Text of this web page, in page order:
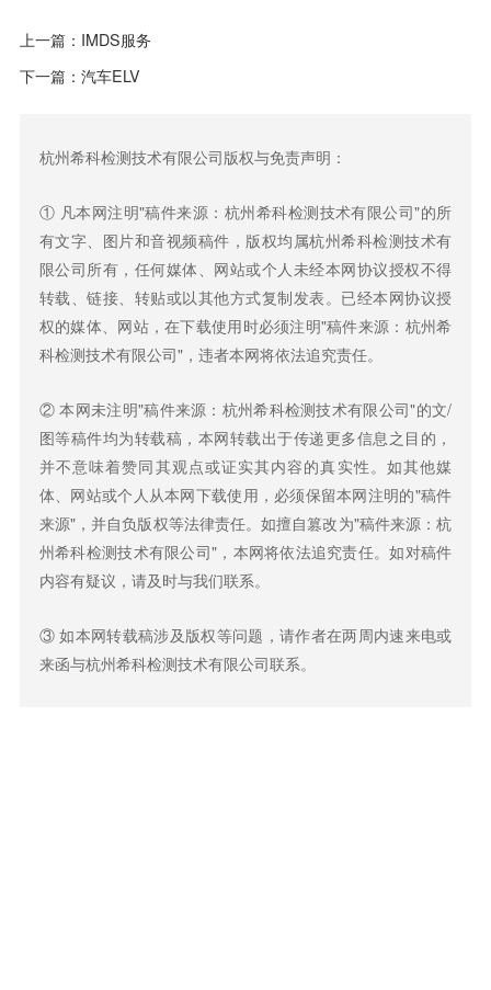
上一篇： IMDS服务
下一篇： 汽车ELV
杭州希科检测技术有限公司版权与免责声明：
① 凡本网注明"稿件来源：杭州希科检测技术有限公司"的所
有文字、图片和音视频稿件，版权均属杭州希科检测技术有
限公司所有，任何媒体、网站或个人未经本网协议授权不得
转载、链接、转贴或以其他方式复制发表。已经本网协议授
权的媒体、网站，在下载使用时必须注明"稿件来源：杭州希
科检测技术有限公司"，违者本网将依法追究责任。
② 本网未注明"稿件来源：杭州希科检测技术有限公司"的文/
图等稿件均为转载稿，本网转载出于传递更多信息之目的，
并不意味着赞同其观点或证实其内容的真实性。如其他媒
体、网站或个人从本网下载使用，必须保留本网注明的"稿件
来源"，并自负版权等法律责任。如擅自篡改为"稿件来源：杭
州希科检测技术有限公司"，本网将依法追究责任。如对稿件
内容有疑议，请及时与我们联系。
③ 如本网转载稿涉及版权等问题，请作者在两周内速来电或
来函与杭州希科检测技术有限公司联系。